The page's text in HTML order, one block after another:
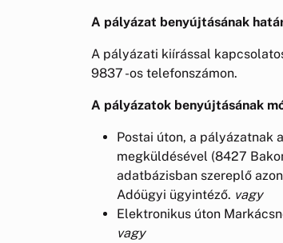
A pályázat benyújtásának
A pályázati kiírással
9837 -os telefonszámon.
A pályázatok benyújtásának
Postai úton, a pályázatnak
megküldésével (8427
adatbázisban szereplő
Adóügyi ügyintéző. vagy
Elektronikus úton
vagy